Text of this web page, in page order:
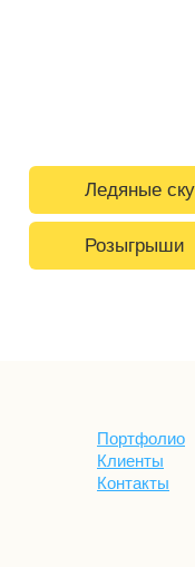
Ледяные
Розыгрыши
Портфолио
Клиенты
Контакты